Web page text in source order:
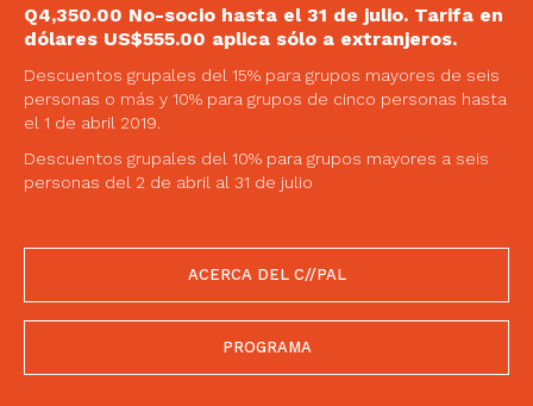
Q4,350.00 No-socio hasta el 31 de julio. Tarifa en
dólares US$555.00 aplica sólo a extranjeros.
Descuentos grupales del 15% para grupos mayores de seis
personas o más y 10% para grupos de cinco personas hasta
el 1 de abril 2019.
Descuentos grupales del 10% para grupos mayores a seis
personas del 2 de abril al 31 de julio
ACERCA DEL C//PAL
PROGRAMA